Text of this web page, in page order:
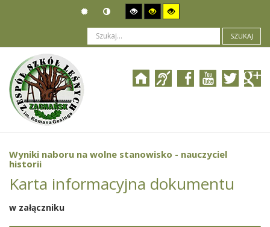
SZUKAJ
Jesteś tutaj: Ogłoszenia
Wyniki naboru na wolne stanowisko - nauczyciel historii
Wyniki naboru na wolne stanowisko - nauczyciel
historii
Karta informacyjna dokumentu
w załączniku